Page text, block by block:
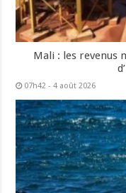
Mali : les revenus
07h42 - 4 août 2026